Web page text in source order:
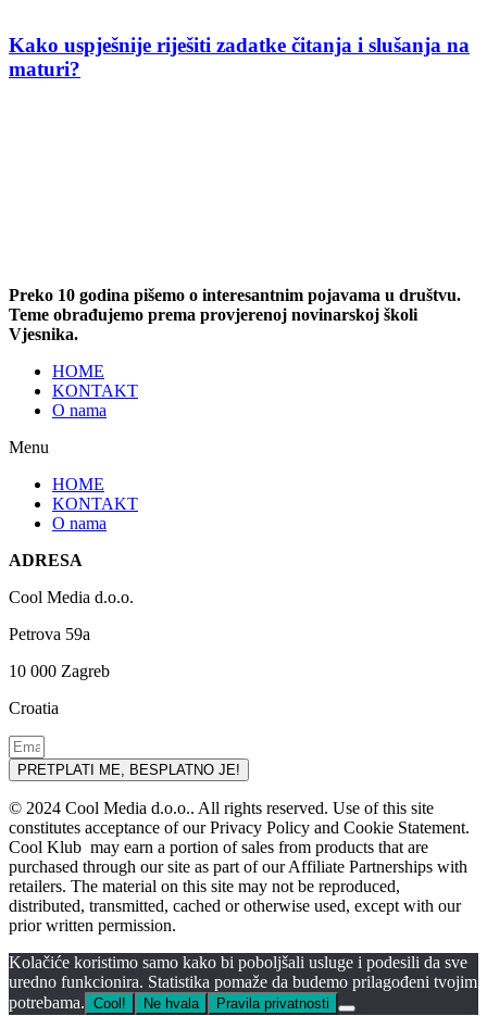
Kako uspješnije riješiti zadatke čitanja i slušanja na
maturi?
Preko 10 godina pišemo o interesantnim pojavama u društvu.
Teme obrađujemo prema provjerenoj novinarskoj školi
Vjesnika.
HOME
KONTAKT
O nama
Menu
HOME
KONTAKT
O nama
ADRESA
Cool Media d.o.o.
Petrova 59a
10 000 Zagreb
Croatia
PRETPLATI ME, BESPLATNO JE!
© 2024 Cool Media d.o.o.. All rights reserved. Use of this site
constitutes acceptance of our Privacy Policy and Cookie Statement.
Cool Klub may earn a portion of sales from products that are
purchased through our site as part of our Affiliate Partnerships with
retailers. The material on this site may not be reproduced,
distributed, transmitted, cached or otherwise used, except with our
prior written permission.
Kolačiće koristimo samo kako bi poboljšali usluge i podesili da sve
uredno funkcionira. Statistika pomaže da budemo prilagođeni tvojim
potrebama. Cool! Ne hvala Pravila privatnosti